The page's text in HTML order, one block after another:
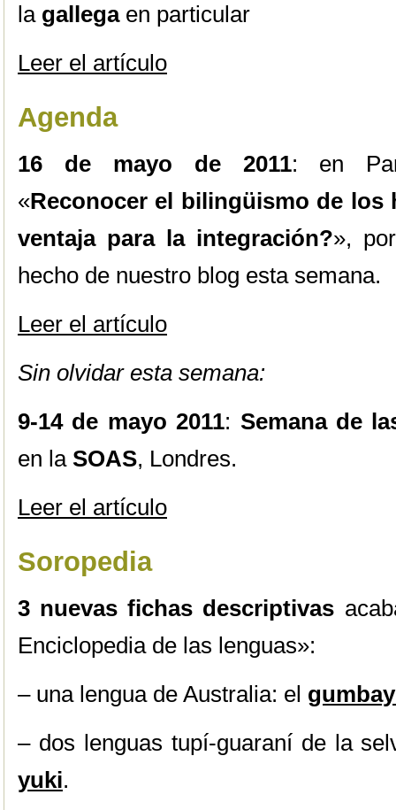
la gallega en particular
Leer el artículo
Agenda
16 de mayo de 2011: en
«Reconocer el bilingüismo de los
ventaja para la integración?»,
hecho de nuestro blog esta semana.
Leer el artículo
Sin olvidar esta semana:
9-14 de mayo 2011: Semana de
en la SOAS, Londres.
Leer el artículo
Soropedia
3 nuevas fichas descriptivas
Enciclopedia de las lenguas»:
– una lengua de Australia: el
– dos lenguas tupí-guaraní de la
yuki.